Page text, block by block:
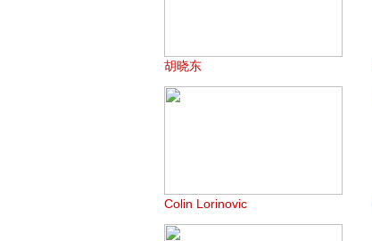
胡晓东
Colin Lorinovic